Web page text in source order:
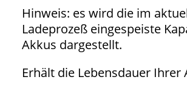
Hinweis: es wird die im
Ladeprozeß eingespeiste
Akkus dargestellt.
Erhält die Lebensdauer Ihrer